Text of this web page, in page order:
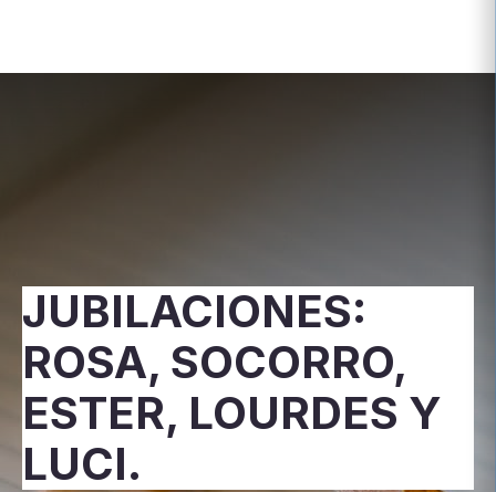
JUBILACIONES:
ROSA, SOCORRO,
ESTER, LOURDES Y
LUCI.